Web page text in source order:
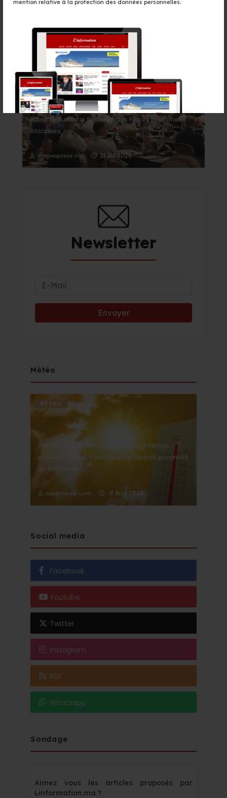
mention relative à la protection des données personnelles.
Événement
Rabat accueille le Sommet des Forces Maritimes
Africaines
mapexpress.ma 21 Jul 2026
Newsletter
Météo
METÉO
Alerte Météo : Vague de chaleur et temps
chaud de mardi à jeudi dans plusieurs provinces
du Royaume
medi1news.com 4 Aug 2026
Social media
Facebook
Youtube
Twitter
Instagram
RSS
Whatsapp
Sondage
Aimez vous les articles proposés par
Linformation.ma ?